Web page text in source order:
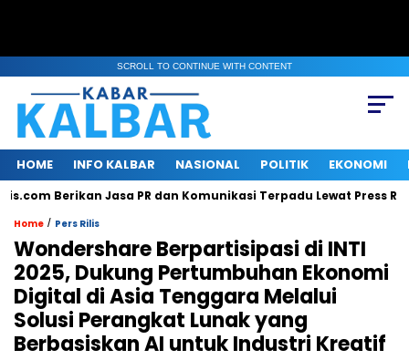
SCROLL TO CONTINUE WITH CONTENT
HOME INFO KALBAR NASIONAL POLITIK EKONOMI
Berikan Jasa PR dan Komunikasi Terpadu Lewat Press
Home / Pers Rilis
Wondershare Berpartisipasi di INTI
2025, Dukung Pertumbuhan Ekonomi
Digital di Asia Tenggara Melalui
Solusi Perangkat Lunak yang
Berbasiskan AI untuk Industri Kreatif